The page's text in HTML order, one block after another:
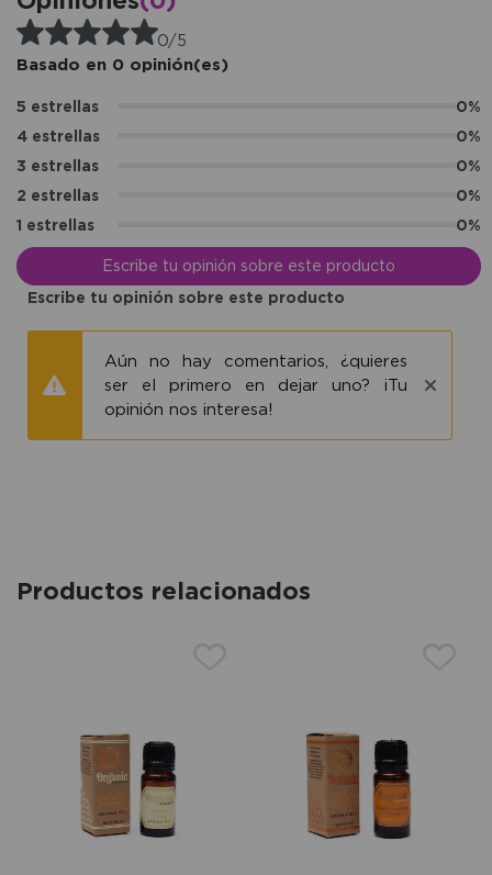
0/5
Basado en 0 opinión(es)
5 estrellas
0%
4 estrellas
0%
3 estrellas
0%
2 estrellas
0%
1 estrellas
0%
Escribe tu opinión sobre este producto
Escribe tu opinión sobre este producto
Aún no hay comentarios, ¿quieres
ser el primero en dejar uno? ¡Tu
opinión nos interesa!
Productos relacionados